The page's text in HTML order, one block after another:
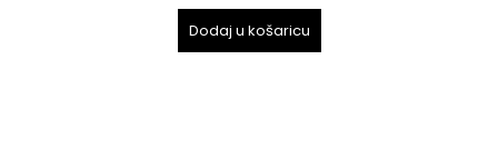
Dodaj u košaricu